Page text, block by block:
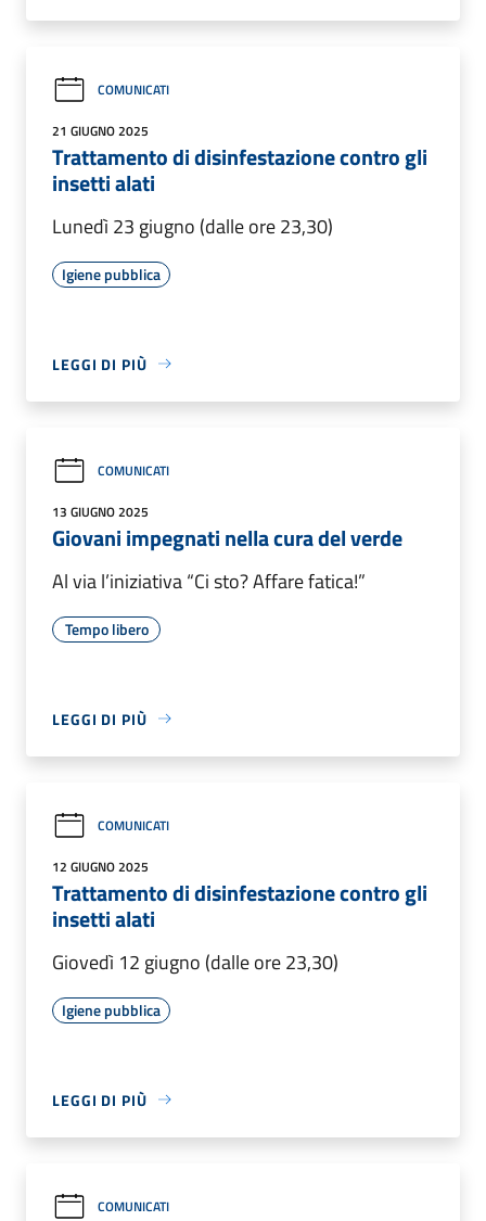
COMUNICATI
21 GIUGNO 2025
Trattamento di disinfestazione contro gli
insetti alati
Lunedì 23 giugno (dalle ore 23,30)
Igiene pubblica
LEGGI DI PIÙ
COMUNICATI
13 GIUGNO 2025
Giovani impegnati nella cura del verde
Al via l’iniziativa “Ci sto? Affare fatica!”
Tempo libero
LEGGI DI PIÙ
COMUNICATI
12 GIUGNO 2025
Trattamento di disinfestazione contro gli
insetti alati
Giovedì 12 giugno (dalle ore 23,30)
Igiene pubblica
LEGGI DI PIÙ
COMUNICATI